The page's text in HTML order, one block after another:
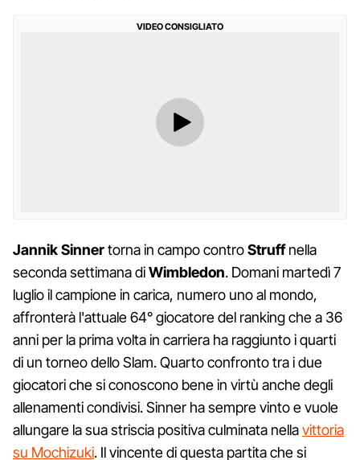
VIDEO CONSIGLIATO
Jannik Sinnertorna in campo controStruffnella
seconda settimana diWimbledon. Domani martedì 7
luglio il campione in carica, numero uno al mondo,
affronterà l'attuale 64° giocatore del ranking che a 36
anni per la prima volta in carriera ha raggiunto i quarti
di un torneo dello Slam. Quarto confronto tra i due
giocatori che si conoscono bene in virtù anche degli
allenamenti condivisi. Sinner ha sempre vinto e vuole
allungare la sua striscia positiva culminata nellavittoria
su Mochizuki. Il vincente di questa partita che si